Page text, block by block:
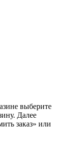
выберите
Далее
заказ» или